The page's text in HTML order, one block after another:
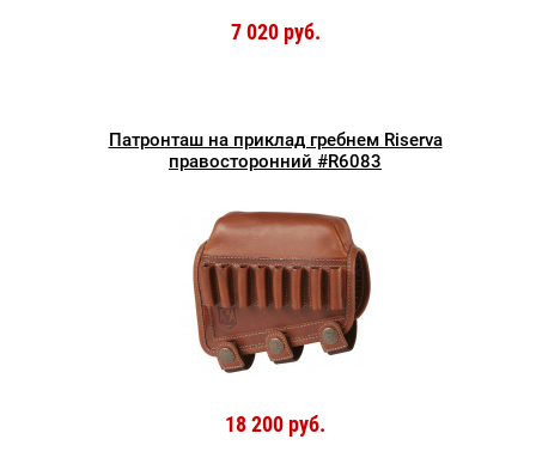
7 020 руб.
Патронташ на приклад гребнем Riserva
правосторонний #R6083
18 200 руб.